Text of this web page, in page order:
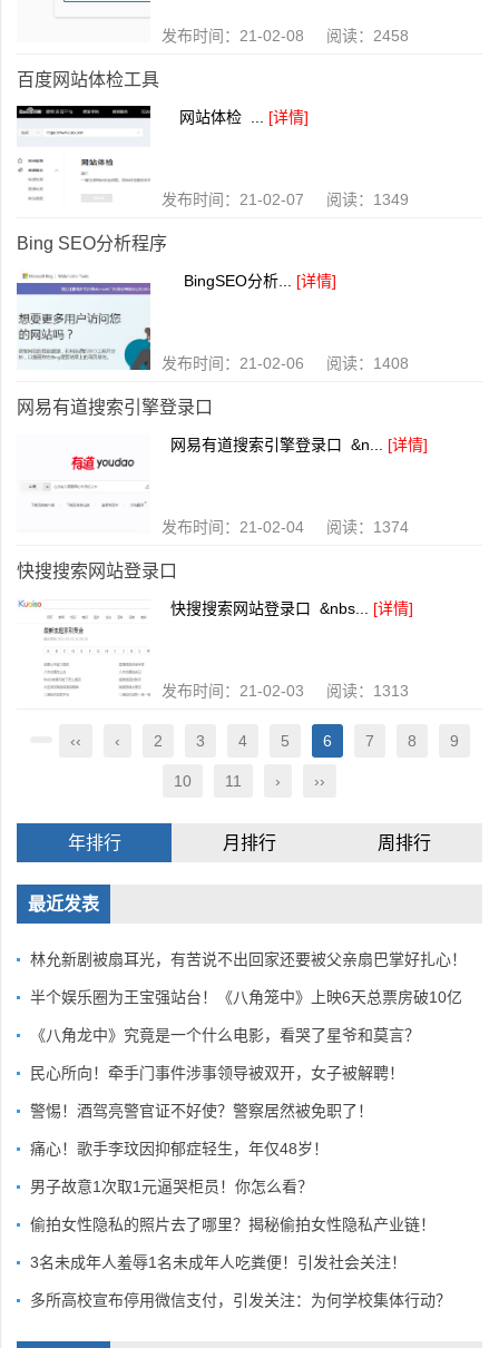
发布时间：21-02-08 阅读：2458
百度网站体检工具
网站体检 ... [详情]
发布时间：21-02-07 阅读：1349
Bing SEO分析程序
BingSEO分析... [详情]
发布时间：21-02-06 阅读：1408
网易有道搜索引擎登录口
网易有道搜索引擎登录口 &n... [详情]
发布时间：21-02-04 阅读：1374
快搜搜索网站登录口
快搜搜索网站登录口 &nbs... [详情]
发布时间：21-02-03 阅读：1313
‹‹ ‹ 2 3 4 5 6 7 8 9
10 11 › ››
年排行 月排行 周排行
最近发表
林允新剧被扇耳光，有苦说不出回家还要被父亲扇巴掌好扎心！
半个娱乐圈为王宝强站台！《八角笼中》上映6天总票房破10亿
《八角龙中》究竟是一个什么电影，看哭了星爷和莫言？
民心所向！牵手门事件涉事领导被双开，女子被解聘！
警惕！酒驾亮警官证不好使？警察居然被免职了！
痛心！歌手李玟因抑郁症轻生，年仅48岁！
男子故意1次取1元逼哭柜员！你怎么看？
偷拍女性隐私的照片去了哪里？揭秘偷拍女性隐私产业链！
3名未成年人羞辱1名未成年人吃粪便！引发社会关注！
多所高校宣布停用微信支付，引发关注：为何学校集体行动？